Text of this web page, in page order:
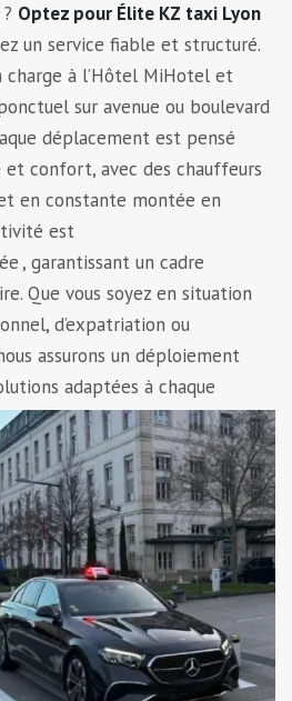
Optez pour Élite KZ taxi Lyon
un service fiable et structuré.
charge à l’Hôtel MiHotel et
sur avenue ou boulevard
déplacement est pensé
et confort, avec des chauffeurs
en constante montée en
est
, garantissant un cadre
Que vous soyez en situation
d’expatriation ou
assurons un déploiement
adaptées à chaque